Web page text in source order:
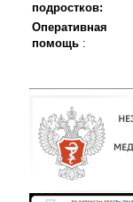
подростков:
Оперативная
помощь :